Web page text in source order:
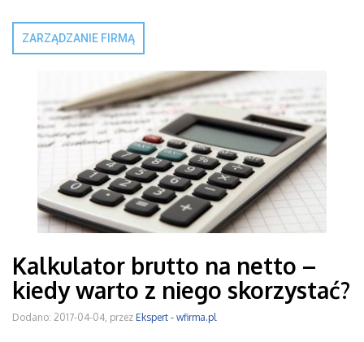
ZARZĄDZANIE FIRMĄ
Kalkulator brutto na netto –
kiedy warto z niego skorzystać?
Dodano: 2017-04-04, przez Ekspert - wfirma.pl